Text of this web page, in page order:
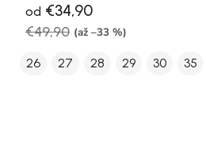
od €34,90
€49,90 (až –33 %)
26 27 28 29 30 35